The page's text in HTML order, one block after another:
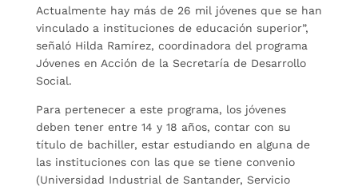
Actualmente hay más de 26 mil jóvenes que se han
vinculado a instituciones de educación superior”,
señaló Hilda Ramírez, coordinadora del programa
Jóvenes en Acción de la Secretaría de Desarrollo
Social.
Para pertenecer a este programa, los jóvenes
deben tener entre 14 y 18 años, contar con su
título de bachiller, estar estudiando en alguna de
las instituciones con las que se tiene convenio
(Universidad Industrial de Santander, Servicio